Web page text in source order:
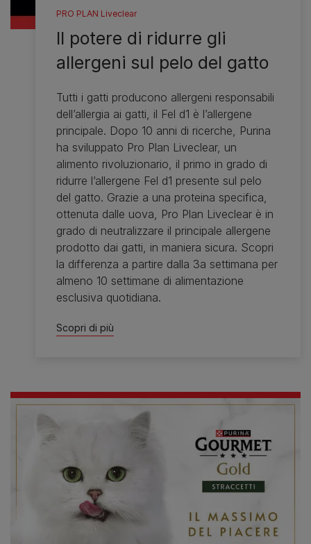
PRO PLAN Liveclear
Il potere di ridurre gli
allergeni sul pelo del gatto
Tutti i gatti producono allergeni responsabili
dell’allergia ai gatti, il Fel d1 è l’allergene
principale. Dopo 10 anni di ricerche, Purina
ha sviluppato Pro Plan Liveclear, un
alimento rivoluzionario, il primo in grado di
ridurre l’allergene Fel d1 presente sul pelo
del gatto. Grazie a una proteina specifica,
ottenuta dalle uova, Pro Plan Liveclear è in
grado di neutralizzare il principale allergene
prodotto dai gatti, in maniera sicura. Scopri
la differenza a partire dalla 3a settimana per
almeno 10 settimane di alimentazione
esclusiva quotidiana.
Scopri di più